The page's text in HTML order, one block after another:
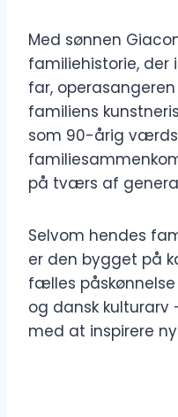
Med sønnen
familiehistorie, der
far, operasangeren
familiens
som 90-årig
på tværs af
Selvom hendes
er den bygget på
fælles
og dansk
med at inspirere